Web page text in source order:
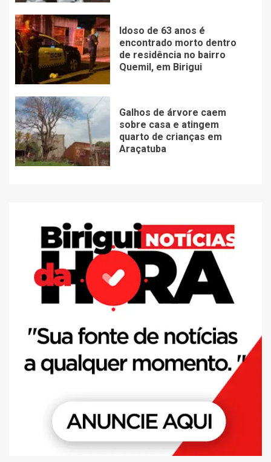
Idoso de 63 anos é
encontrado morto dentro
de residência no bairro
Quemil, em Birigui
Galhos de árvore caem
sobre casa e atingem
quarto de crianças em
Araçatuba